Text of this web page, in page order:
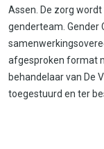
Assen. De zorg
genderteam. Gender
afgesproken format
behandelaar van De
toegestuurd en ter